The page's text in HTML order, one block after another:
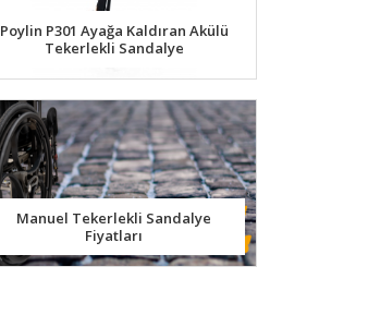
Poylin P301 Ayağa Kaldıran Akülü
Tekerlekli Sandalye
Manuel Tekerlekli Sandalye
Fiyatları